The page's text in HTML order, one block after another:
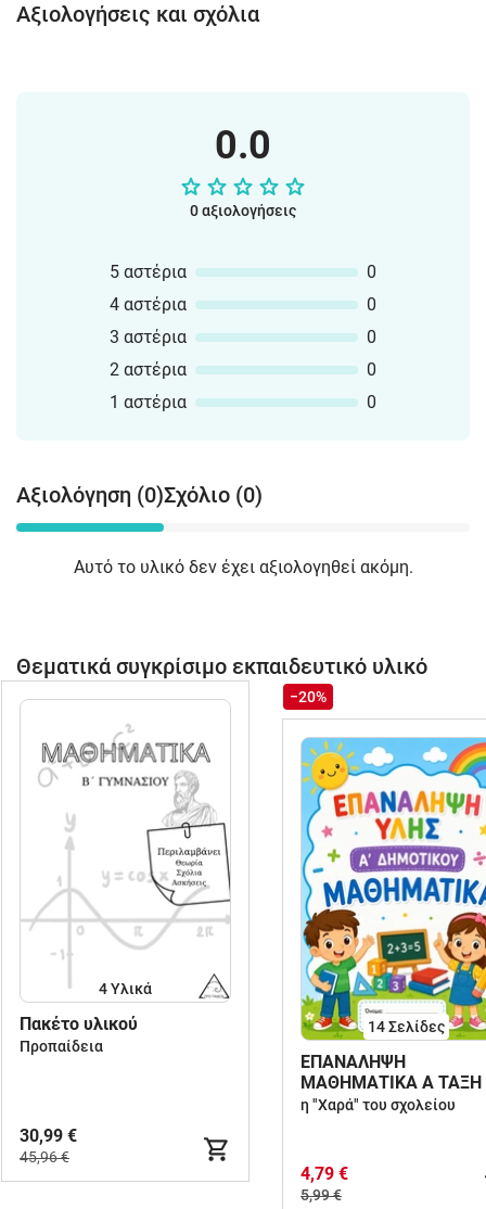
Αξιολογήσεις και σχόλια
0.0
0 αξιολογήσεις
5 αστέρια
0
4 αστέρια
0
3 αστέρια
0
2 αστέρια
0
1 αστέρια
0
Αξιολόγηση (0)Σχόλιο (0)
Αυτό το υλικό δεν έχει αξιολογηθεί ακόμη.
Θεματικά συγκρίσιμο εκπαιδευτικό υλικό
4 Υλικά
Πακέτο υλικού
Προπαίδεια
30,99 €
45,96 €
−20%
14Σελίδες
ΕΠΑΝΑΛΗΨΗ
ΜΑΘΗΜΑΤΙΚΑ Α ΤΑΞΗ
η "Χαρά" του σχολείου
4,79 €
5,99 €